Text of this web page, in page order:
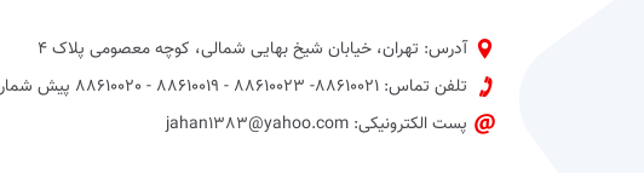
آدرس: تهران، خیابان شیخ بهایی شمالی، کوچه معصومی پلاک 4
تلفن تماس: 88610021- 88610023 - 88610019 - 88610020 پیش شماره 021
پست الکترونیکی: jahan1383@yahoo.com